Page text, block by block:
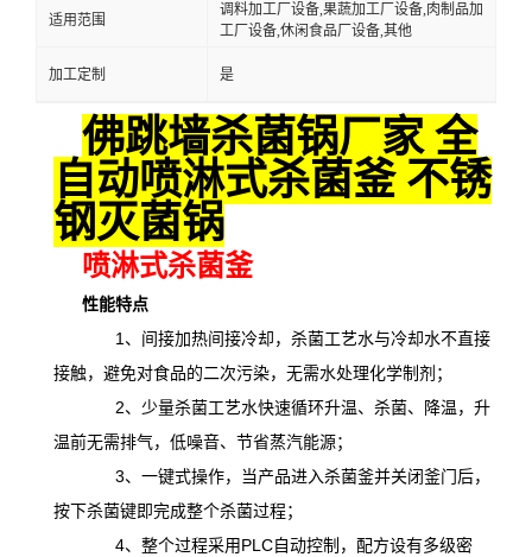
适用范围
调料加工厂设备,果蔬加工厂设备,肉制品加
工厂设备,休闲食品厂设备,其他
加工定制 是
佛跳墙杀菌锅厂家 全
自动喷淋式杀菌釜 不锈
钢灭菌锅
喷淋式杀菌釜
性能特点
1、间接加热间接冷却，杀菌工艺水与冷却水不直接
接触，避免对食品的二次污染，无需水处理化学制剂；
2、少量杀菌工艺水快速循环升温、杀菌、降温，升
温前无需排气，低噪音、节省蒸汽能源；
3、一键式操作，当产品进入杀菌釜并关闭釜门后，
按下杀菌键即完成整个杀菌过程；
4、整个过程采用PLC自动控制，配方设有多级密